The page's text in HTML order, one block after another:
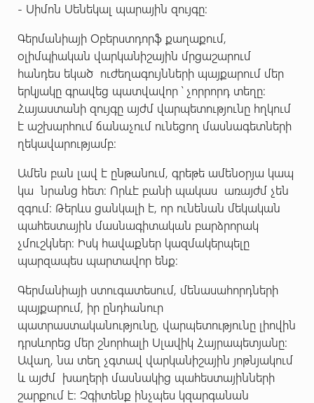
- Սիմոն Սենեկալ պարային զույգը:
Գերմանիայի Օբերստդորֆ քաղաքում,
օլիմպիական վարկանիշային մրցաշարում
հանդես եկած ուժեղագույնների պայքարում մեր
երկյակը գրավեց պատվավոր ՝ չորրորդ տեղը:
Հայաստանի զույգը այժմ վարպետությունը հղկում
է աշխարհում ճանաչում ունեցող մասնագետների
ղեկավարությամբ:
Ամեն բան լավ է ընթանում, գրեթե ամենօրյա կապ
կա նրանց հետ: Որևէ բանի պակաս առայժմ չեն
զգում: Թերևս ցանկալի է, որ ունենան մեկական
պահեստային մասնագիտական բարձրորակ
չմուշկներ: Իսկ հավաքներ կազմակերպելը
պարզապես պարտավոր ենք:
Գերմանիայի ստուգատեսում, մենասահորդների
պայքարում, իր ընդհանուր
պատրաստականությունը, վարպետությունը լիովին
դրսևորեց մեր շնորհալի Սլավիկ Հայրապետյանը:
Ավաղ, նա տեղ չգտավ վարկանիշային յոթնյակում
և այժմ խաղերի մասնակից պահեստայինների
շարքում է: Չգիտենք ինչպես կզարգանան